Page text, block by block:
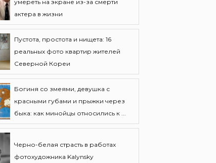
умереть на экране из-за смерти
актера в жизни
Пустота, простота и нищета: 16
реальных фото квартир жителей
Северной Кореи
Богиня со змеями, девушка с
красными губами и прыжки через
быка: как минойцы относились к ...
Черно-белая страсть в работах
фотохудожника Kalynsky